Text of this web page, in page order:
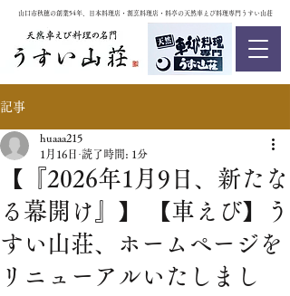
山口市秋穂の創業54年、日本料理店・割烹料理店・料亭の天然車えび料理専門うすい山荘
記事
【『2026年1月9日、新たな
る幕開け』】 【車えび】う
すい山荘、ホームページを
リニューアルいたしまし
huaaa215
1月16日 読了時間: 1分